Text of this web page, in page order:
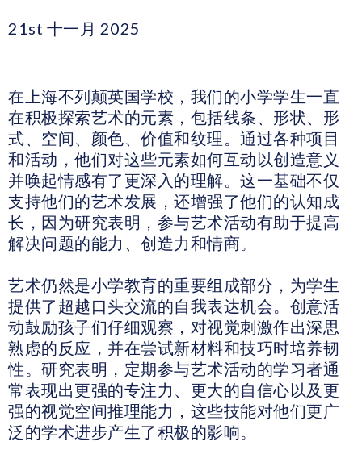
21st 十一月 2025
在上海不列颠英国学校，我们的小学学生一直
在积极探索艺术的元素，包括线条、形状、形
式、空间、颜色、价值和纹理。通过各种项目
和活动，他们对这些元素如何互动以创造意义
并唤起情感有了更深入的理解。这一基础不仅
支持他们的艺术发展，还增强了他们的认知成
长，因为研究表明，参与艺术活动有助于提高
解决问题的能力、创造力和情商。
艺术仍然是小学教育的重要组成部分，为学生
提供了超越口头交流的自我表达机会。创意活
动鼓励孩子们仔细观察，对视觉刺激作出深思
熟虑的反应，并在尝试新材料和技巧时培养韧
性。研究表明，定期参与艺术活动的学习者通
常表现出更强的专注力、更大的自信心以及更
强的视觉空间推理能力，这些技能对他们更广
泛的学术进步产生了积极的影响。